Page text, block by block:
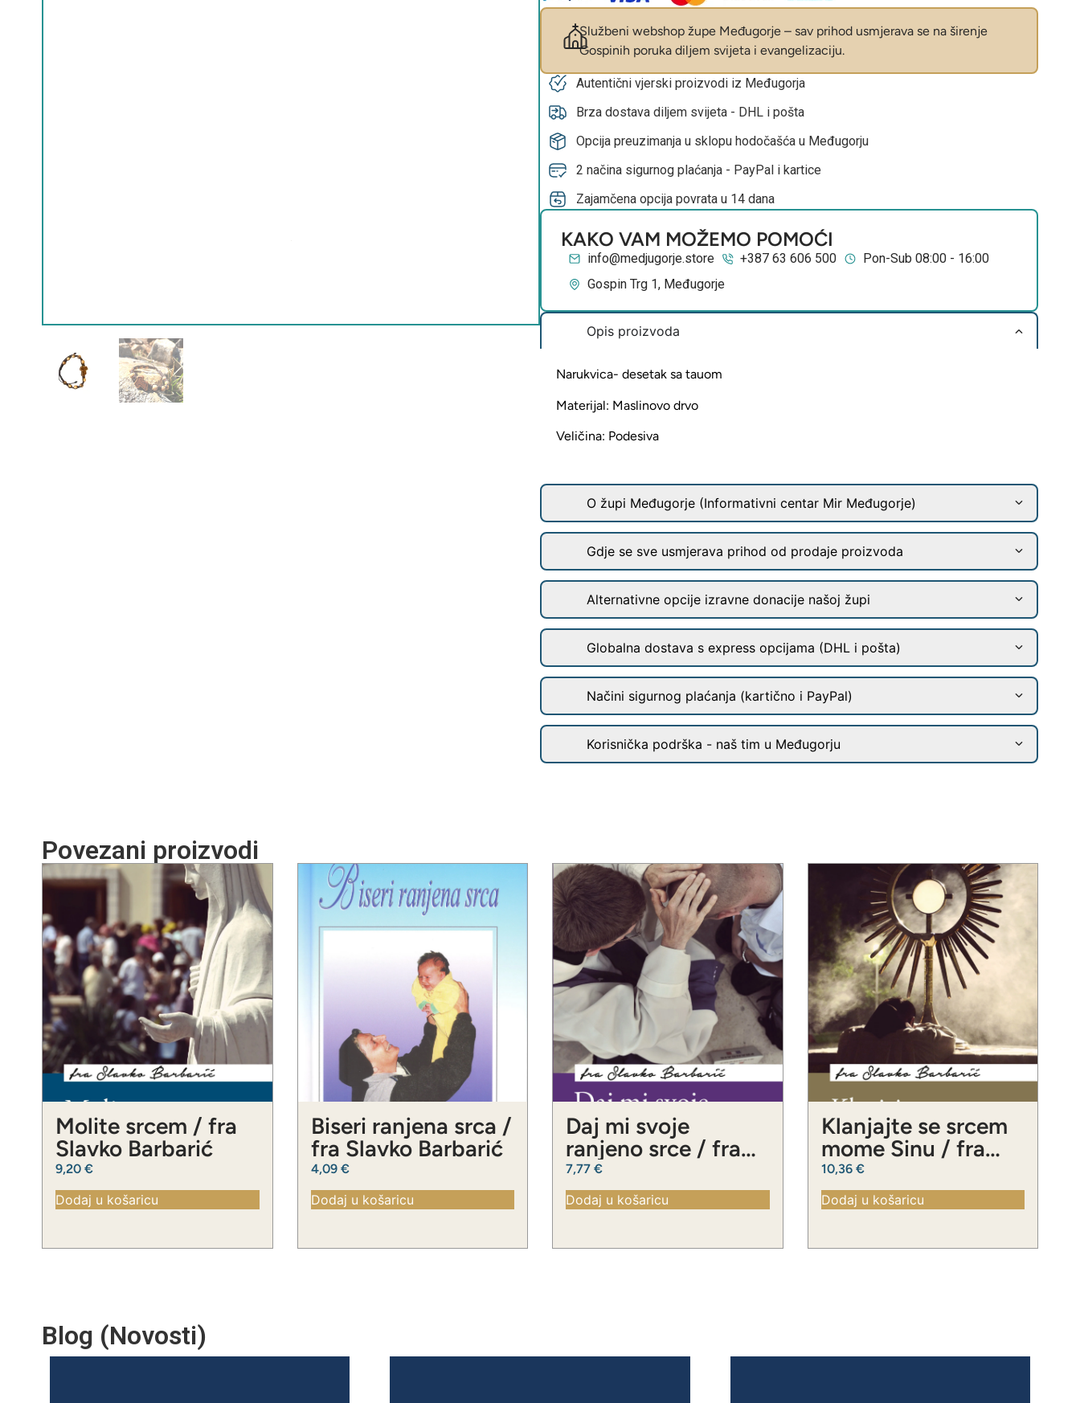
Službeni webshop župe Međugorje – sav prihod usmjerava se na širenje
Gospinih poruka diljem svijeta i evangelizaciju.
Autentični vjerski proizvodi iz Međugorja
Brza dostava diljem svijeta - DHL i pošta
Opcija preuzimanja u sklopu hodočašća u Međugorju
2 načina sigurnog plaćanja - PayPal i kartice
Zajamčena opcija povrata u 14 dana
KAKO VAM MOŽEMO POMOĆI
info@medjugorje.store +387 63 606 500
Pon-Sub 08:00 - 16:00
Gospin Trg 1, Međugorje
Opis proizvoda
Narukvica- desetak sa tauom
Materijal: Maslinovo drvo
Veličina: Podesiva
O župi Međugorje (Informativni centar Mir Međugorje)
Gdje se sve usmjerava prihod od prodaje proizvoda
Alternativne opcije izravne donacije našoj župi
Globalna dostava s express opcijama (DHL i pošta)
Načini sigurnog plaćanja (kartično i PayPal)
Korisnička podrška - naš tim u Međugorju
Povezani proizvodi
Molite srcem / fra
Slavko Barbarić
9,20 €
Dodaj u košaricu
Biseri ranjena srca /
fra Slavko Barbarić
4,09 €
Dodaj u košaricu
Daj mi svoje
ranjeno srce / fra
Slavko Barbarić
7,77 €
Dodaj u košaricu
Klanjajte se srcem
mome Sinu / fra
Slavko Barbarić
10,36 €
Dodaj u košaricu
Blog (Novosti)